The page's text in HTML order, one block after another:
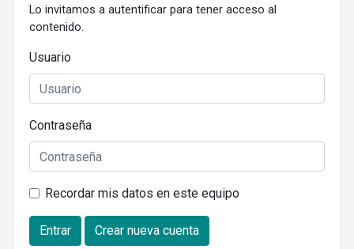
Lo invitamos a autentificar para tener acceso al
contenido.
Usuario
Contraseña
Recordar mis datos en este equipo
Entrar Crear nueva cuenta